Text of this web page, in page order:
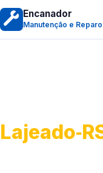
Encanador
Manutenção e